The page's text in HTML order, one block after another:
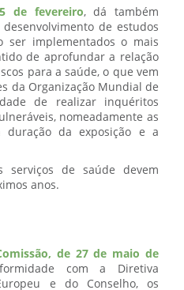
de fevereiro, dá também
de estudos
ser implementados o mais
de aprofundar a relação
para a saúde, o que vem
da Organização Mundial de
de realizar inquéritos
nomeadamente as
da exposição e a
de saúde devem
anos.
de 27 de maio de
com a Diretiva
e do Conselho, os